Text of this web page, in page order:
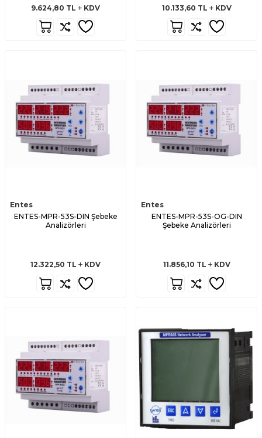
9.624,80 TL KDV 10.133,60 TL KDV
Entes
ENTES-MPR-53S-DIN Şebeke
Analizörleri
12.322,50 TL KDV
Entes
ENTES-MPR-53S-OG-DIN
Şebeke Analizörleri
11.856,10 TL KDV